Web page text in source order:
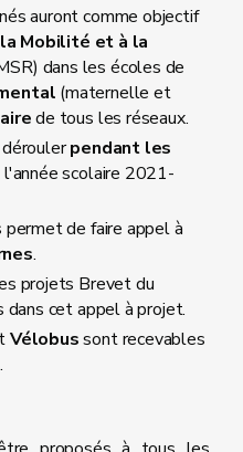
auront comme objectif
Mobilité et à la
dans les écoles de
(maternelle et
de tous les réseaux.
pendant les
l'année scolaire 2021-
de faire appel à
.
projets Brevet du
cet appel à projet.
Vélobussont recevables